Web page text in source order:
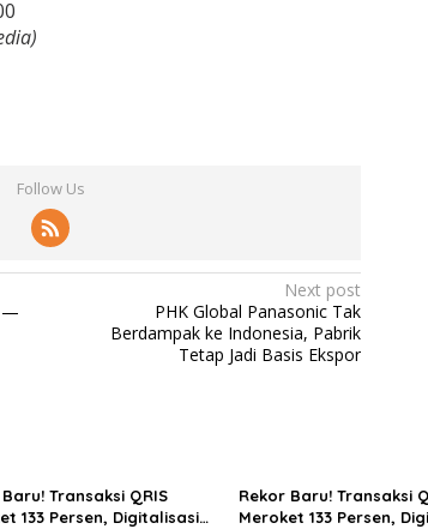
Follow Us
—
Next post
PHK Global Panasonic Tak
Berdampak ke Indonesia, Pabrik
Tetap Jadi Basis Ekspor
Transaksi QRIS
133 Persen, Digitalisasi
Rekor Baru! Transaksi
Meroket 133 Persen,